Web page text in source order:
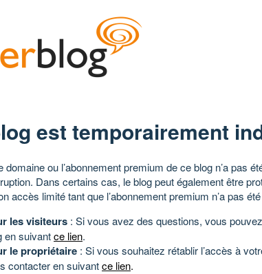
est temporairement
domaine ou l’abonnement premium de ce blog n’a pas
Dans certains cas, le blog peut également être
accès limité tant que l’abonnement premium n’a pas
les visiteurs : Si vous avez des questions, vous
en suivantce lien.
le propriétaire : Si vous souhaitez rétablir l’accès à
contacter en suivantce lien.